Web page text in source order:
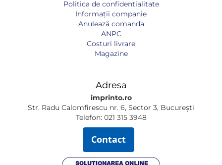
Politica de confidentialitate
Informaţii companie
Anulează comanda
ANPC
Costuri livrare
Magazine
Adresa
imprinto.ro
Str. Radu Calomfirescu nr. 6, Sector 3, București
Telefon: 021 315 3948
Contact